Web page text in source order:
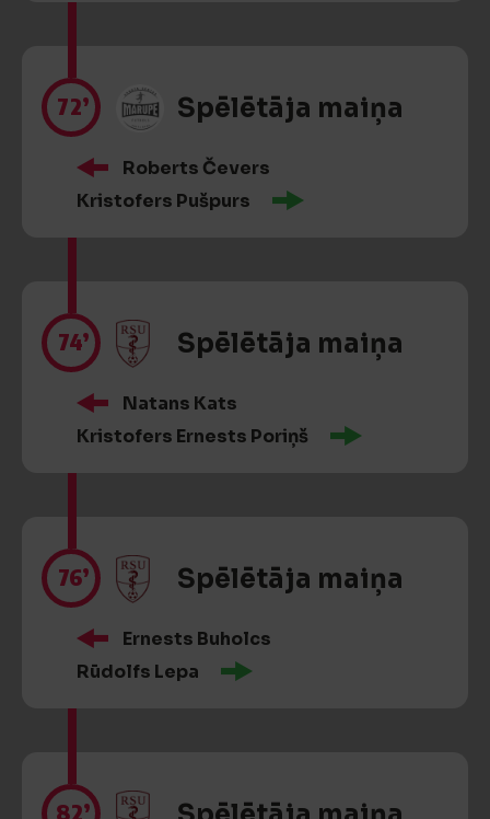
72’ Spēlētāja maiņa
Roberts Čevers
Kristofers Pušpurs
74’ Spēlētāja maiņa
Natans Kats
Kristofers Ernests Poriņš
76’ Spēlētāja maiņa
Ernests Buholcs
Rūdolfs Lepa
82’